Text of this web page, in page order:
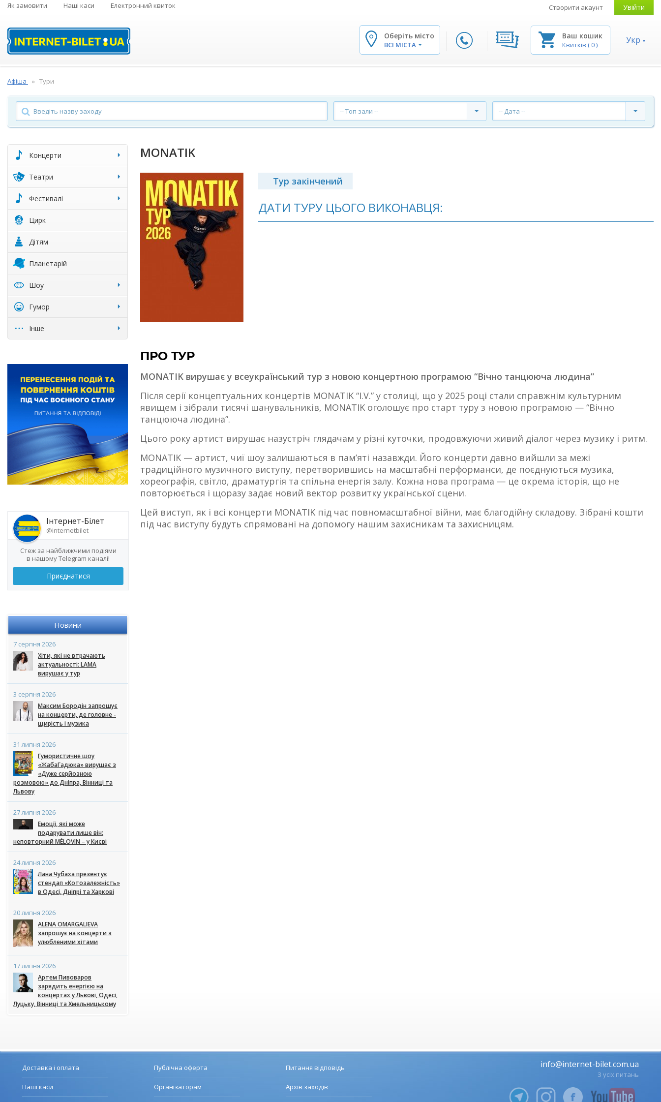
Як замовити Наші каси Електронний квиток Створити акаунт Увійти
Оберіть місто
ВСІ МІСТА
Ваш кошик
Квитків (0) Укр
Афіша Тури
-- Топ зали -- -- Дата --
Концерти
Театри
Фестивалі
Цирк
Дітям
Планетарій
Шоу
Гумор
Інше
Інтернет-Білет
@internetbilet
Стеж за найближчими подіями
в нашому Telegram каналі!
Приєднатися
Новини
7 серпня 2026
Хіти, які не втрачають
актуальності: LAMA
вирушає у тур
3 серпня 2026
Максим Бородін запрошує
на концерти, де головне -
щирість і музика
31 липня 2026
Гумористичне шоу
«ЖабаГадюка» вирушає з
«Дуже серйозною
розмовою» до Дніпра, Вінниці та
Львову
27 липня 2026
Емоції, які може
подарувати лише він:
неповторний MÉLOVIN – у Києві
24 липня 2026
Лана Чубаха презентує
стендап «Котозалежність»
в Одесі, Дніпрі та Харкові
20 липня 2026
ALENA OMARGALIEVA
запрошує на концерти з
улюбленими хітами
17 липня 2026
Артем Пивоваров
зарядить енергією на
концертах у Львові, Одесі,
Луцьку, Вінниці та Хмельницькому
MONATIK
Тур закінчений
ДАТИ ТУРУ ЦЬОГО ВИКОНАВЦЯ:
ПРО ТУР
MONATIK вирушає у всеукраїнський тур з новою концертною програмою “Вічно танцююча людина”
Після серії концептуальних концертів MONATIK “I.V.” у столиці, що у 2025 році стали справжнім культурним
явищем і зібрали тисячі шанувальників, MONATIK оголошує про старт туру з новою програмою — “Вічно
танцююча людина”.
Цього року артист вирушає назустріч глядачам у різні куточки, продовжуючи живий діалог через музику і ритм.
MONATIK — артист, чиї шоу залишаються в пам’яті назавжди. Його концерти давно вийшли за межі
традиційного музичного виступу, перетворившись на масштабні перформанси, де поєднуються музика,
хореографія, світло, драматургія та спільна енергія залу. Кожна нова програма — це окрема історія, що не
повторюється і щоразу задає новий вектор розвитку української сцени.
Цей виступ, як і всі концерти MONATIK під час повномасштабної війни, має благодійну складову. Зібрані кошти
під час виступу будуть спрямовані на допомогу нашим захисникам та захисницям.
Доставка і оплата
Наші каси
Публічна оферта
Організаторам
Питання відповідь
Архів заходів
info@internet-bilet.com.ua
З усіх питань